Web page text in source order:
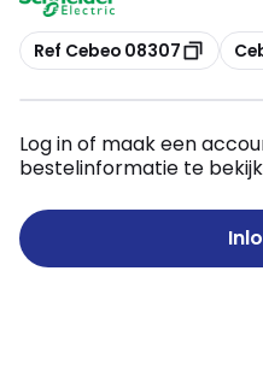
Kopiëren
Ref Cebeo 08307
Log in of maak een
bestelinformatie te